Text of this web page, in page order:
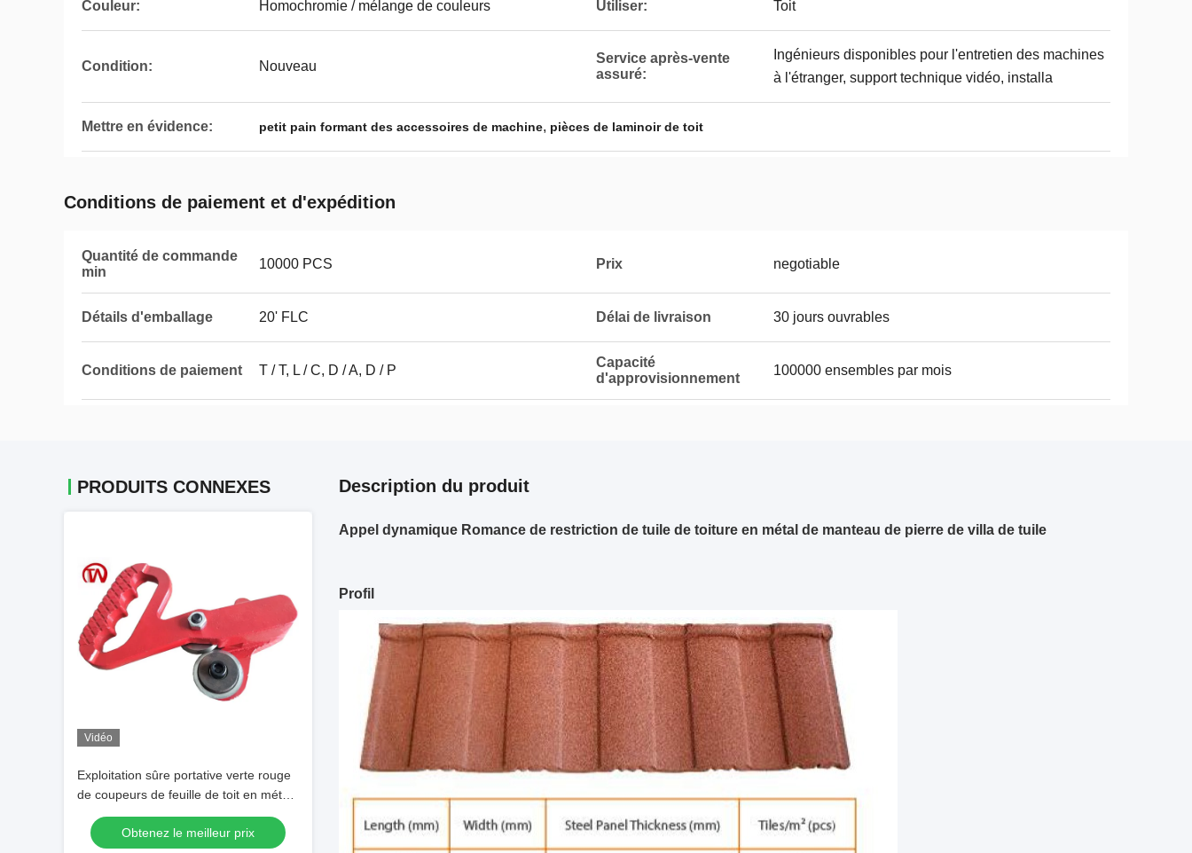
Couleur: Homochromie / mélange de couleurs Utiliser: Toit
Condition: Nouveau
Service après-vente
assuré:
Ingénieurs disponibles pour l'entretien des machines
à l'étranger, support technique vidéo, installa
Mettre en évidence: petit pain formant des accessoires de machine, pièces de laminoir de toit
Conditions de paiement et d'expédition
Quantité de commande
min
10000 PCS Prix negotiable
Détails d'emballage 20' FLC Délai de livraison 30 jours ouvrables
Conditions de paiement T / T, L / C, D / A, D / P
Capacité
d'approvisionnement
100000 ensembles par mois
PRODUITS CONNEXES
Vidéo
Exploitation sûre portative verte rouge
de coupeurs de feuille de toit en métal
de poignée d'acier de fonte
Obtenez le meilleur prix
Description du produit
Appel dynamique Romance de restriction de tuile de toiture en métal de manteau de pierre de villa de tuile
Profil